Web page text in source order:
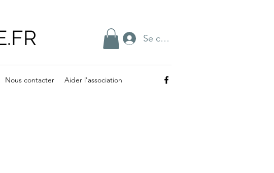
Se connecter
Nous contacter Aider l'association